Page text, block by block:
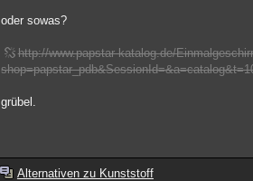
oder sowas?
http://www.papstar-katalog.de/
grübel.
Alternativen zu Kunststoff